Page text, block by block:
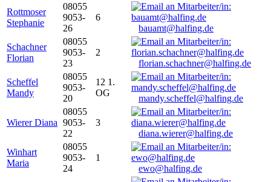
Rottmoser
Stephanie
08055
9053-
26
6
bauamt@halfing.de
Schachner
Florian
08055
9053-
23
2
florian.schachner@halfing.de
Scheffel
Mandy
08055
9053-
20
12 1.
OG
mandy.scheffel@halfing.de
Wierer Diana
08055
9053-
22
3
diana.wierer@halfing.de
Winhart
Maria
08055
9053-
24
1
ewo@halfing.de